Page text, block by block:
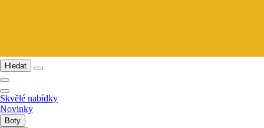
Hledat
Skvělé nabídky
Novinky
Boty